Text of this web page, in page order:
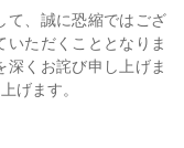
て、誠に恐縮ではござ
いただくこととなりま
深くお詫び申し上げま
げます。